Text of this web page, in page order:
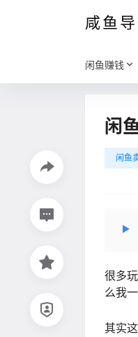
咸鱼
闲鱼赚钱
闲
闲鱼
很多
么我
其实